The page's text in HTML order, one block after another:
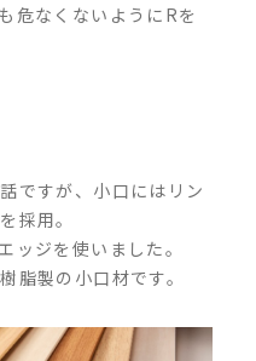
危なくないように Rを
ですが、小口にはリン
採用。
ッ ジを使いました。
脂製の小口材です。